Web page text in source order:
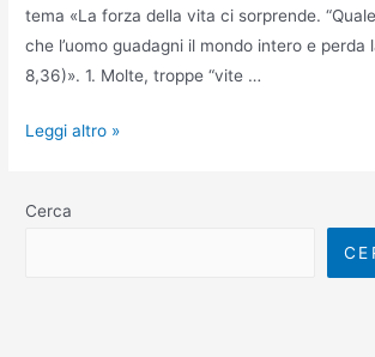
tema «La forza della vita ci sorprende.
che l’uomo guadagni il mondo intero e perda
8,36)». 1. Molte, troppe “vite …
Leggi altro »
Cerca